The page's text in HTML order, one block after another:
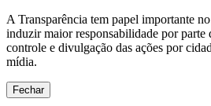
A Transparência tem papel importante
induzir maior responsabilidade por parte
controle e divulgação das ações por
mídia.
Fechar